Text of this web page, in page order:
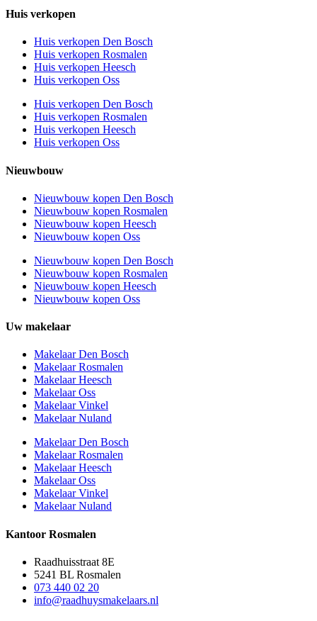
Huis verkopen
Huis verkopen Den Bosch
Huis verkopen Rosmalen
Huis verkopen Heesch
Huis verkopen Oss
Huis verkopen Den Bosch
Huis verkopen Rosmalen
Huis verkopen Heesch
Huis verkopen Oss
Nieuwbouw
Nieuwbouw kopen Den Bosch
Nieuwbouw kopen Rosmalen
Nieuwbouw kopen Heesch
Nieuwbouw kopen Oss
Nieuwbouw kopen Den Bosch
Nieuwbouw kopen Rosmalen
Nieuwbouw kopen Heesch
Nieuwbouw kopen Oss
Uw makelaar
Makelaar Den Bosch
Makelaar Rosmalen
Makelaar Heesch
Makelaar Oss
Makelaar Vinkel
Makelaar Nuland
Makelaar Den Bosch
Makelaar Rosmalen
Makelaar Heesch
Makelaar Oss
Makelaar Vinkel
Makelaar Nuland
Kantoor Rosmalen
Raadhuisstraat 8E
5241 BL Rosmalen
073 440 02 20
info@raadhuysmakelaars.nl